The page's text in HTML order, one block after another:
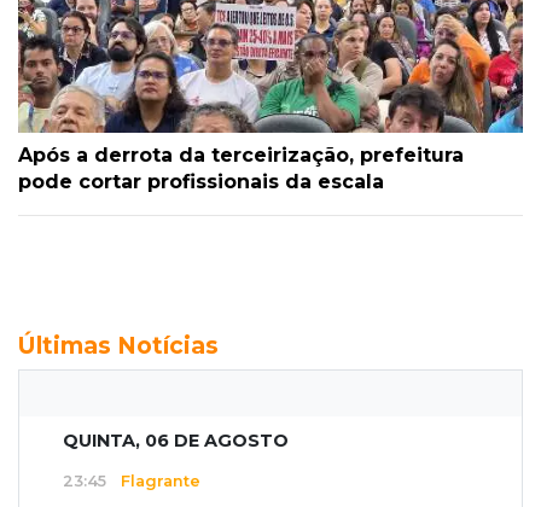
Após a derrota da terceirização, prefeitura
pode cortar profissionais da escala
Últimas Notícias
QUINTA, 06 DE AGOSTO
23:45 Flagrante